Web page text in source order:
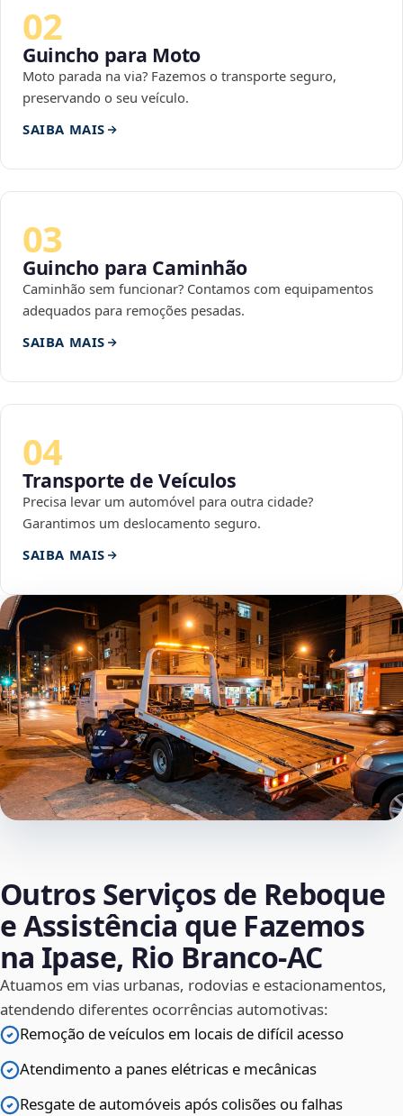
02
Guincho para Moto
Moto parada na via? Fazemos o transporte seguro,
preservando o seu veículo.
SAIBA MAIS
03
Guincho para Caminhão
Caminhão sem funcionar? Contamos com equipamentos
adequados para remoções pesadas.
SAIBA MAIS
04
Transporte de Veículos
Precisa levar um automóvel para outra cidade?
Garantimos um deslocamento seguro.
SAIBA MAIS
Outros Serviços de Reboque
e Assistência que Fazemos
na Ipase, Rio Branco‑AC
Atuamos em vias urbanas, rodovias e estacionamentos,
atendendo diferentes ocorrências automotivas:
Remoção de veículos em locais de difícil acesso
Atendimento a panes elétricas e mecânicas
Resgate de automóveis após colisões ou falhas